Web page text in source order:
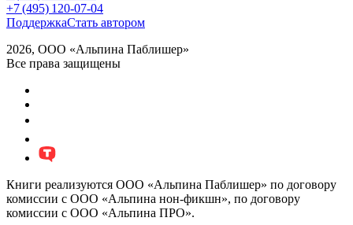
+7 (495) 120-07-04
ПоддержкаСтать автором
2026, ООО «Альпина Паблишер»
Все права защищены
Книги реализуются ООО «Альпина Паблишер» по договору
комиссии с ООО «Альпина нон-фикшн», по договору
комиссии с ООО «Альпина ПРО».